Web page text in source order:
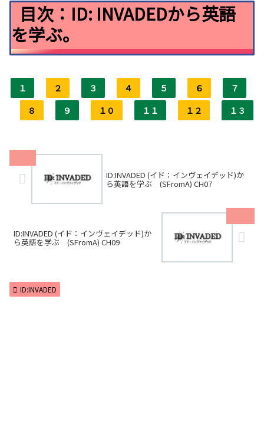
目次：ID: INVADEDから英語
を学ぶ。
１ ２ ３ ４ ５ ６
７
８
９ １０ １１ １２ １３
ID:INVADED (イド：インヴェイデッド)か
ら英語を学ぶ (SFromA) CH07
ID:INVADED (イド：インヴェイデッド)か
ら英語を学ぶ (SFromA) CH09
ID:INVADED